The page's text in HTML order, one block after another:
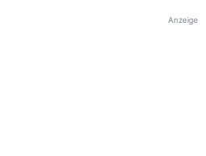
Anzeige